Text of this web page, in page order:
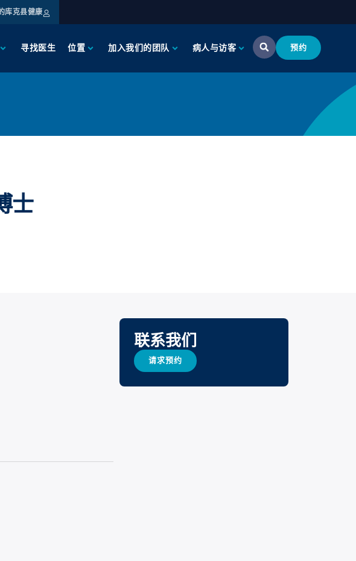
库克县健康
寻找医生 位置 加入我们的团队 病人与访客 预约
士
联系我们
请求预约